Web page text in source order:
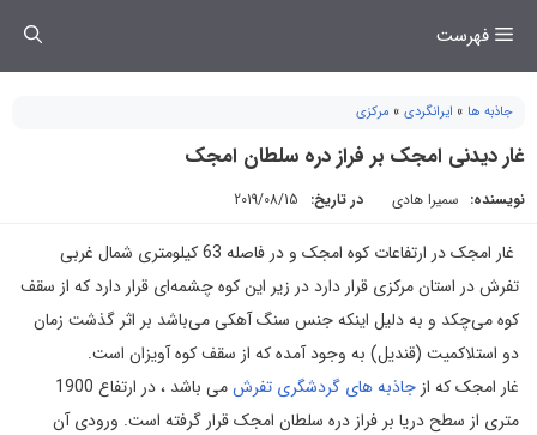
فهرست
جاذبه ها » ایرانگردی » مرکزی
غار دیدنی امجک بر فراز دره سلطان امجک
نویسنده: سمیرا هادی در تاریخ: 2019/08/15
غار امجک در ارتفاعات کوه امجک و در فاصله 63 کیلومتری شمال غربی
تفرش در استان مرکزی قرار دارد در زیر این کوه چشمه‌ای قرار دارد که از سقف
کوه می‌چکد و به دلیل اینکه جنس سنگ آهکی می‌باشد بر اثر گذشت زمان
دو استلاکمیت (قندیل) به وجود آمده که از سقف کوه آویزان است.
غار امجک که از جاذبه های گردشگری تفرش
می باشد ، در ارتفاع 1900
متری از سطح دریا بر فراز دره سلطان امجک قرار گرفته است. ورودی آن